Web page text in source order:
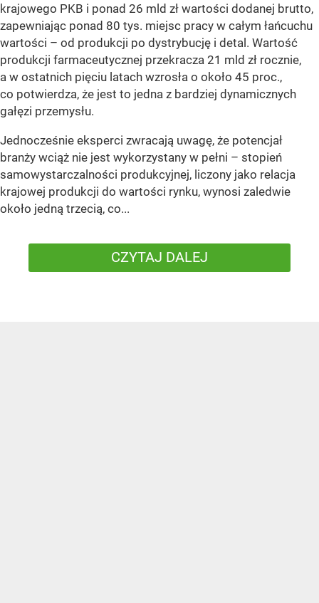
krajowego PKB i ponad 26 mld zł wartości dodanej brutto,
zapewniając ponad 80 tys. miejsc pracy w całym łańcuchu
wartości – od produkcji po dystrybucję i detal. Wartość
produkcji farmaceutycznej przekracza 21 mld zł rocznie,
a w ostatnich pięciu latach wzrosła o około 45 proc.,
co potwierdza, że jest to jedna z bardziej dynamicznych
gałęzi przemysłu.
Jednocześnie eksperci zwracają uwagę, że potencjał
branży wciąż nie jest wykorzystany w pełni – stopień
samowystarczalności produkcyjnej, liczony jako relacja
krajowej produkcji do wartości rynku, wynosi zaledwie
około jedną trzecią, co...
CZYTAJ DALEJ